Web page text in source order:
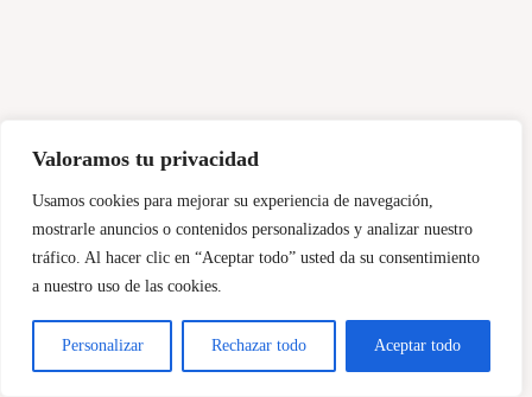
Valoramos tu privacidad
Usamos cookies para mejorar su experiencia de navegación,
mostrarle anuncios o contenidos personalizados y analizar nuestro
tráfico. Al hacer clic en “Aceptar todo” usted da su consentimiento
a nuestro uso de las cookies.
Personalizar Rechazar todo Aceptar todo